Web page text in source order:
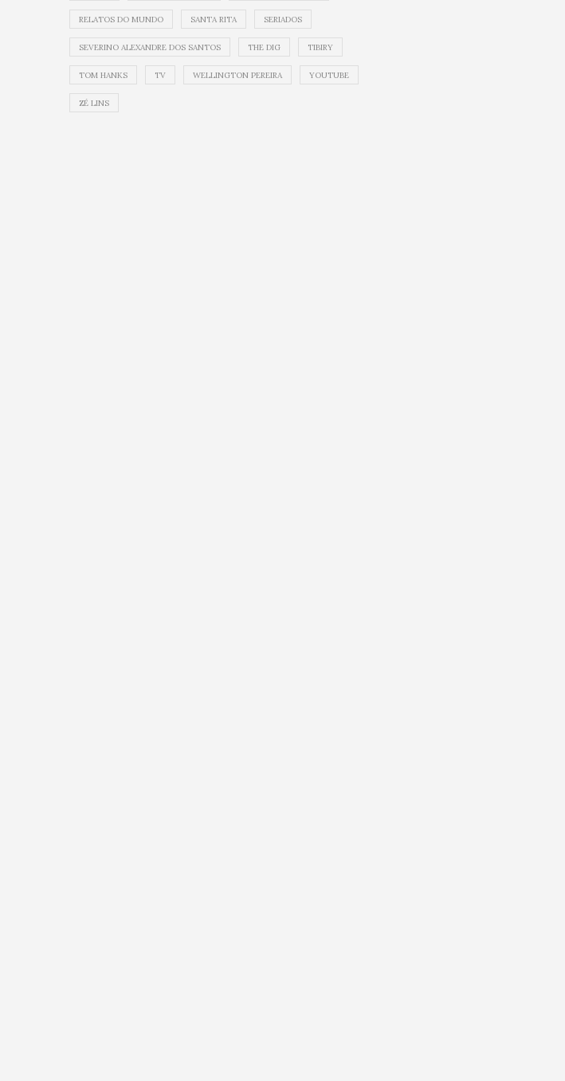
RELATOS DO MUNDO SANTA RITA SERIADOS
SEVERINO ALEXANDRE DOS SANTOS THE DIG TIBIRY
TOM HANKS TV WELLINGTON PEREIRA YOUTUBE
ZÉ LINS